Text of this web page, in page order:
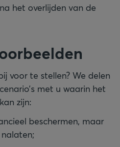
het overlijden van de
voor te stellen? We delen
met u waarin het
zijn:
beschermen, maar